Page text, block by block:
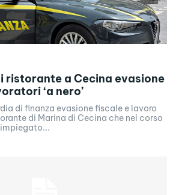
ristorante a Cecina evasione
‘a nero’
di finanza evasione fiscale e lavoro
di Marina di Cecina che nel corso